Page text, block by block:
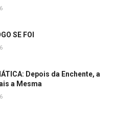
SE FOI
Depois da Enchente, a
a Mesma